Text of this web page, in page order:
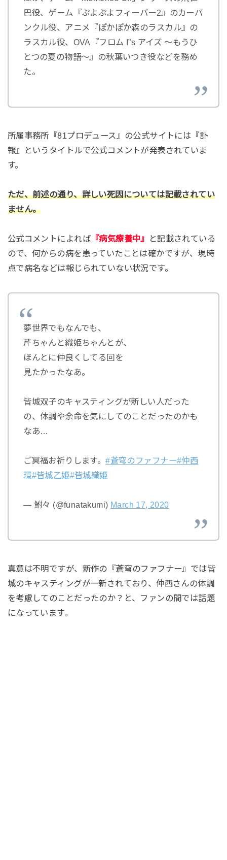
巴役、ゲーム『ぷよぷよフィーバー2』のカーバ
ンクル役、アニメ『ぽかぽか森のラスカル』の
ラスカル役、OVA『フロム I”s アイズ ～もうひ
とつの夏の物語～』の秋葉いつき役などを務め
た。
所属事務所『81プロデュース』の公式サイトには『訃
報』というタイトルで公式コメントが発表されていま
す。
ただ、前述の通り、詳しい死因については記載されてい
ません。
公式コメントによれば『病気療養中』
と記載されている
ので、何からの病を患っていたことは確かですが、現時
点で病名などは報じられていない状況です。
夢世界でもなんでも、
芹ちゃんと織姫ちゃんとが、
ほんとに仲良くしてる回を
見たかったなあ。
皆城双子のキャスティングが新しい人だった
の、体調や余命を気にしてのことだったのかも
なあ…
ご冥福お祈りします。#蒼穹のファフナー#仲西
環#皆城乙姫#皆城織姫
— 鮒々 (@funatakumi) March 17, 2020
真意は不明ですが、新作の『蒼穹のファフナー』では皆
城のキャスティングが一新されており、仲西さんの体調
を考慮してのことだったのか？と、ファンの間では話題
になっています。